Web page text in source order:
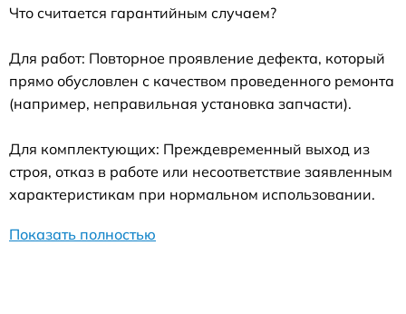
Что считается гарантийным случаем?
Для работ: Повторное проявление дефекта, который
прямо обусловлен с качеством проведенного ремонта
(например, неправильная установка запчасти).
Для комплектующих: Преждевременный выход из
строя, отказ в работе или несоответствие заявленным
характеристикам при нормальном использовании.
Показать полностью